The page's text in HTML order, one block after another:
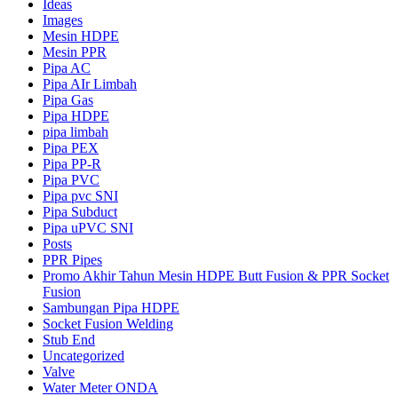
Ideas
Images
Mesin HDPE
Mesin PPR
Pipa AC
Pipa AIr Limbah
Pipa Gas
Pipa HDPE
pipa limbah
Pipa PEX
Pipa PP-R
Pipa PVC
Pipa pvc SNI
Pipa Subduct
Pipa uPVC SNI
Posts
PPR Pipes
Promo Akhir Tahun Mesin HDPE Butt Fusion & PPR Socket
Fusion
Sambungan Pipa HDPE
Socket Fusion Welding
Stub End
Uncategorized
Valve
Water Meter ONDA